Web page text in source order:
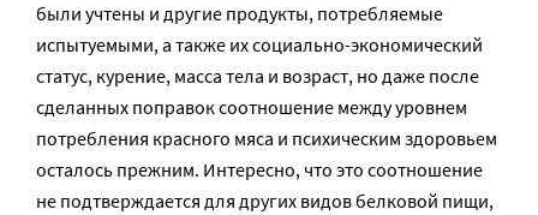
были учтены и другие продукты, потребляемые
испытуемыми, а также их социально-экономический
статус, курение, масса тела и возраст, но даже после
сделанных поправок соотношение между уровнем
потребления красного мяса и психическим здоровьем
осталось прежним. Интересно, что это соотношение
не подтверждается для других видов белковой пищи,